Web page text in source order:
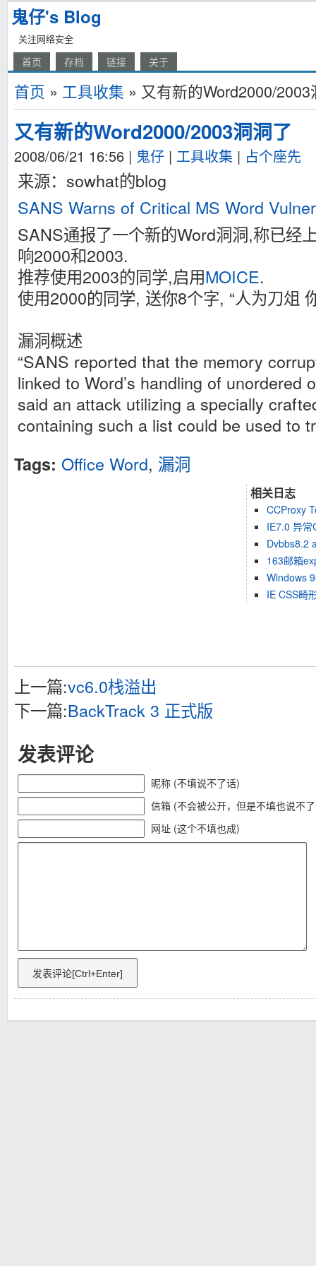
鬼仔's Blog
关注网络安全
首页 存档 链接 关于
首页 » 工具收集 » 又有新的Word2000/
又有新的Word2000/2003洞洞了
2008/06/21 16:56 | 鬼仔 | 工具收集 | 占个座先
来源：sowhat的blog
SANS Warns of Critical MS Word
SANS通报了一个新的Word洞洞,称已经
响2000和2003.
推荐使用2003的同学,启用MOICE.
使用2000的同学, 送你8个字, “人为刀俎
漏洞概述
“SANS reported that the memory
linked to Word’s handling of unordered
said an attack utilizing a specially
containing such a list could be used to
Tags: Office Word, 漏洞
相关日志
CCProxy
IE7.0 异常
Dvbbs8.2
163邮箱
Windows
IE CSS畸
上一篇:vc6.0栈溢出
下一篇:BackTrack 3 正式版
发表评论
昵称 (不填说不了话)
信箱 (不会被公开，但是不填也说不
网址 (这个不填也成)